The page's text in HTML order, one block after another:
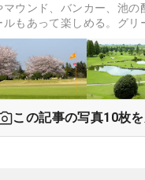
ウンド、バンカー、池の
もあって楽しめる。グ
この記事の写真10枚